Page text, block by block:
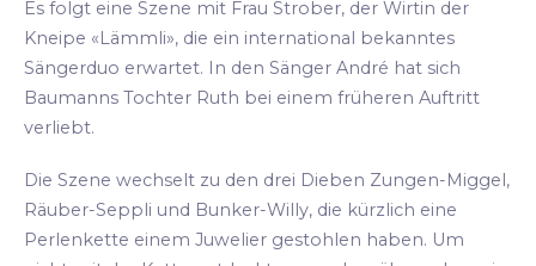
Es folgt eine Szene mit Frau Strober, der Wirtin der
Kneipe «Lämmli», die ein international bekanntes
Sängerduo erwartet. In den Sänger André hat sich
Baumanns Tochter Ruth bei einem früheren Auftritt
verliebt.
Die Szene wechselt zu den drei Dieben Zungen-Miggel,
Räuber-Seppli und Bunker-Willy, die kürzlich eine
Perlenkette einem Juwelier gestohlen haben. Um